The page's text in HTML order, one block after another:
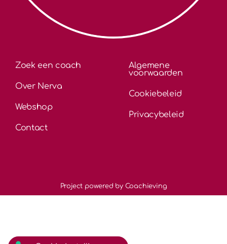
Zoek een coach
Over Nerva
Webshop
Contact
Algemene
voorwaarden
Cookiebeleid
Privacybeleid
Project powered by Coachieving